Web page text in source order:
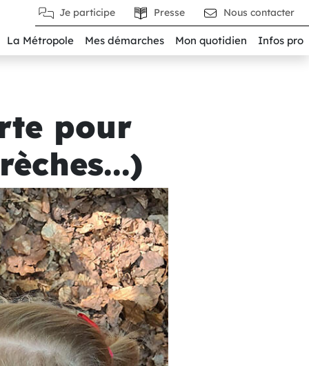
Je participe Presse Nous contacter
La Métropole Mes démarches Mon quotidien Infos pro
pour